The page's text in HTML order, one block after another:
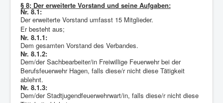
§ 8; Der erweiterte Vorstand und seine Aufgaben:
Nr. 8.1:
Der erweiterte Vorstand umfasst 15 Mitglieder.
Er besteht aus;
Nr. 8.1.1:
Dem gesamten Vorstand des Verbandes.
Nr. 8.1.2:
Dem/der Sachbearbeiter/in Freiwillige Feuerwehr bei der
Berufsfeuerwehr Hagen, falls diese/r nicht diese Tätigkeit
ablehnt.
Nr. 8.1.3:
Dem/der Stadtjugendfeuerwehrwart/in, falls diese/r nicht diese